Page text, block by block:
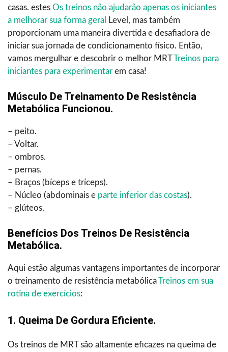
casas. estes Os treinos não ajudarão apenas os iniciantes
a melhorar sua forma geral
Level, mas também
proporcionam uma maneira divertida e desafiadora de
iniciar sua jornada de condicionamento físico. Então,
vamos mergulhar e descobrir o melhor MRTTreinos para
iniciantes para experimentar em casa!
Músculo De Treinamento De Resistência
Metabólica Funcionou.
– peito.
– Voltar.
– ombros.
– pernas.
– Braços (bíceps e tríceps).
– Núcleo (abdominais e parte inferior das costas).
– glúteos.
Benefícios Dos Treinos De Resistência
Metabólica.
Aqui estão algumas vantagens importantes de incorporar
o treinamento de resistência metabólicaTreinos em sua
rotina de exercícios:
1. Queima De Gordura Eficiente.
Os treinos de MRT são altamente eficazes na queima de